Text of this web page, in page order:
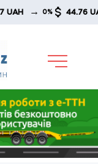
→ 0% 44.76 UAH